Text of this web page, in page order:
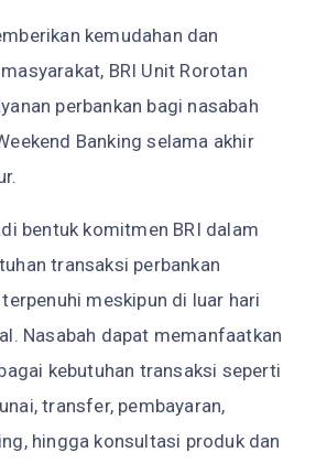
kemudahan dan
BRI Unit Rorotan
perbankan bagi nasabah
Banking selama akhir
bentuk komitmen BRI dalam
transaksi perbankan
meskipun di luar hari
Nasabah dapat memanfaatkan
kebutuhan transaksi seperti
transfer, pembayaran,
hingga konsultasi produk dan